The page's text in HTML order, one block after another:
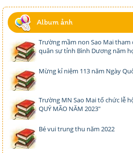
Album ảnh
Trường mầm non Sao Mai
quân sự tỉnh Bình Dương năm
Mừng kỉ niệm 113 năm Ngày
Trường MN Sao Mai tổ chức lễ
QUÝ MÃO NĂM 2023"
Bé vui trung thu năm 2022